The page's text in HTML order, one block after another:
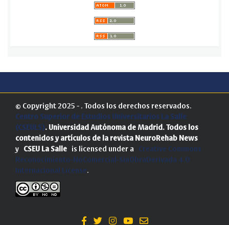
© Copyright 2025 - . Todos los derechos reservados.
Centro Superior de Estudios Universitarios La Salle
(CSEULS). Universidad Autónoma de Madrid. Todos los
contenidos y artículos de la revista NeuroRehab News
y CSEU La Salle is licensed under a Creative Commons
Reconocimiento-NoComercial-SinObraDerivada 4.0
Internacional License.